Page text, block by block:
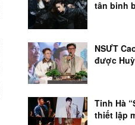
tân binh
NSƯT
được
Tinh Hà
thiết lập